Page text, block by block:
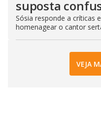
suposta
Sósia responde a críticas
homenagear o cantor
VEJA